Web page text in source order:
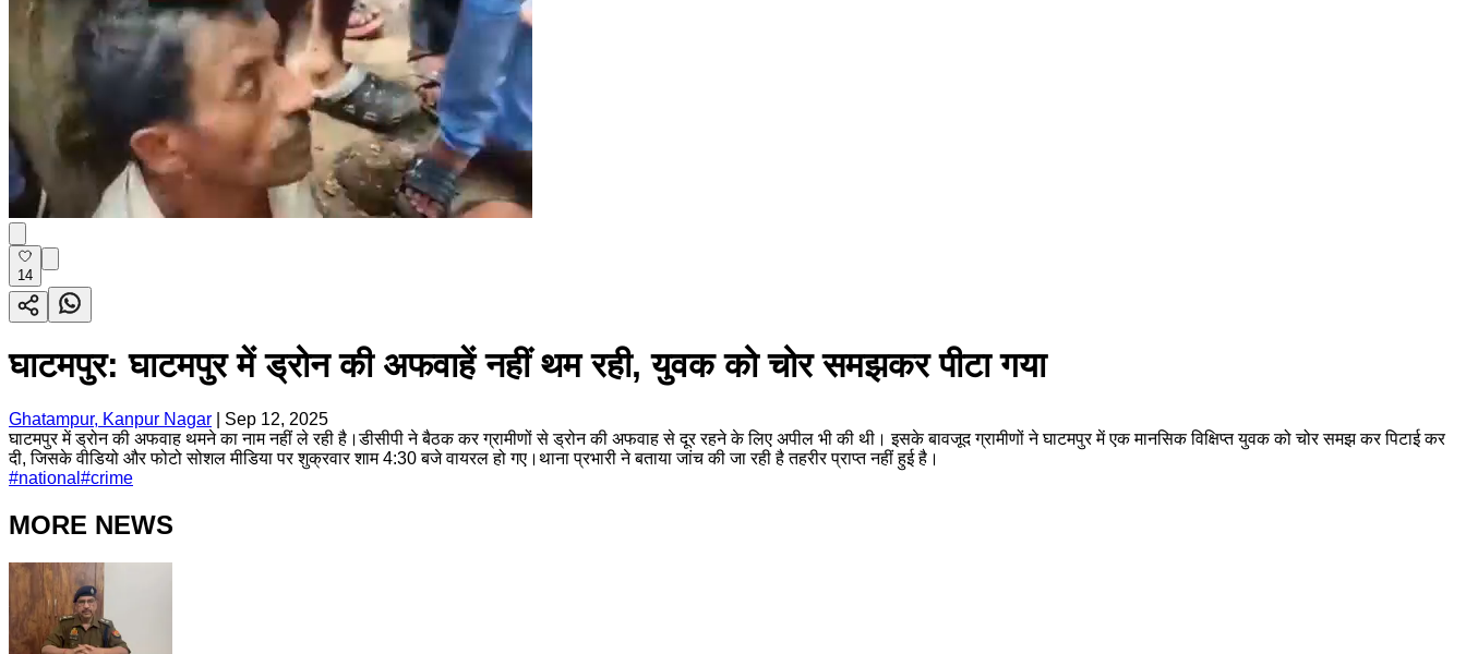
14
घाटमपुर: घाटमपुर में ड्रोन की अफवाहें नहीं थम रही, युवक को चोर समझकर पीटा गया
Ghatampur, Kanpur Nagar
Sep 12, 2025
घाटमपुर में ड्रोन की अफवाह थमने का नाम नहीं ले रही है।डीसीपी ने बैठक कर ग्रामीणों से ड्रोन की अफवाह से दूर रहने के लिए अपील भी की थी। इसके बावजूद ग्रामीणों ने घाटमपुर में एक मानसिक विक्षिप्त युवक को चोर समझ कर पिटाई कर
दी, जिसके वीडियो और फोटो सोशल मीडिया पर शुक्रवार शाम 4:30 बजे वायरल हो गए।थाना प्रभारी ने बताया जांच की जा रही है तहरीर प्राप्त नहीं हुई है।
#national #crime
MORE NEWS